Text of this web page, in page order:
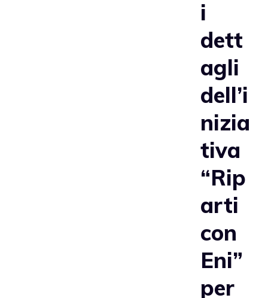
i
dett
agli
dell’i
nizia
tiva
“Rip
arti
con
Eni”
per